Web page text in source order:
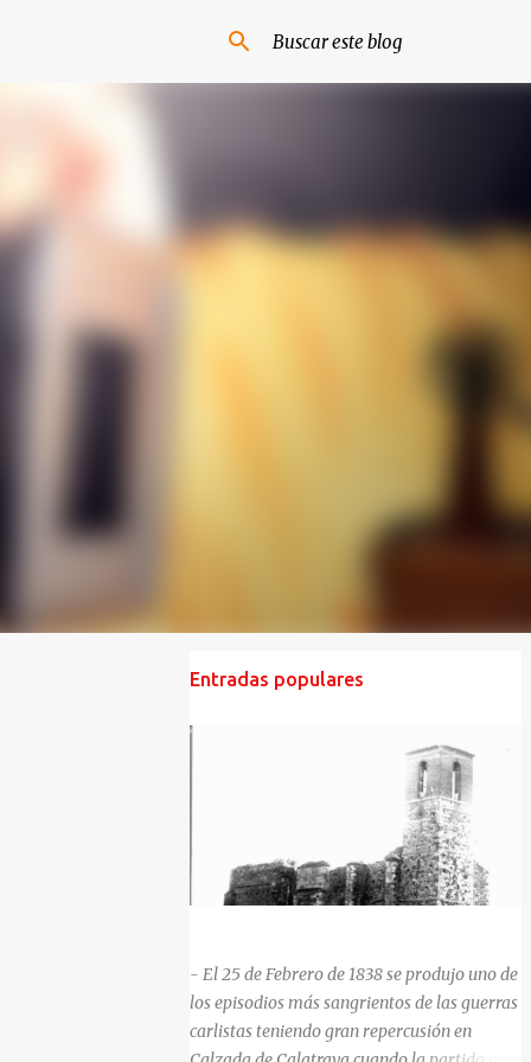
Entradas populares
- El 25 de Febrero de 1838 se produjo uno de
los episodios más sangrientos de las guerras
carlistas teniendo gran repercusión en